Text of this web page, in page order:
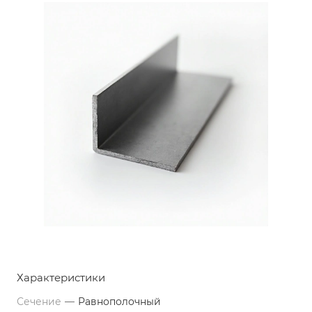
Характеристики
Сечение — Равнополочный